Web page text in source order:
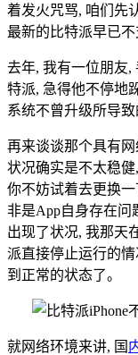
着发火咒骂, 咱们先
最新的比特派早已不
去年, 我有一位朋友,
特派, 急得他不停地
系统不曾升级所导致
再来谈谈那个具有
状况确实是不太稳
你不妨试着去更换
非是App自身存在问
出现了状况, 我那天
派直接停止运行的
到正常的状态了。
就网络环境来讲, 国